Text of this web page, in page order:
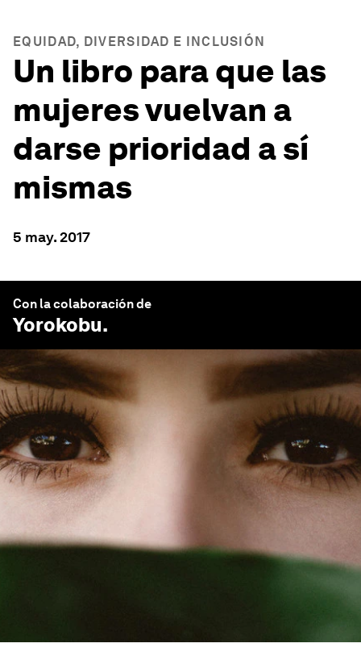
EQUIDAD, DIVERSIDAD E INCLUSIÓN
Un libro para que las
mujeres vuelvan a
darse prioridad a sí
mismas
5 may. 2017
Con la colaboración de
Yorokobu.